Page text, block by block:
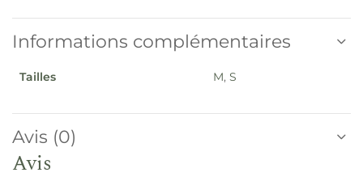
Informations complémentaires
Tailles M, S
Avis (0)
Avis